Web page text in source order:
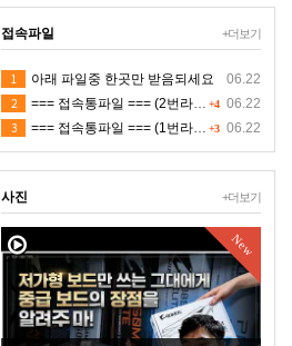
+더보기
접속파일
06.22
1 아래 파일중 한곳만 받음되세요
+4 06.22
2 === 접속통파일 === (2번라인)
+3 06.22
3 === 접속통파일 === (1번라인)
+더보기
사진
New